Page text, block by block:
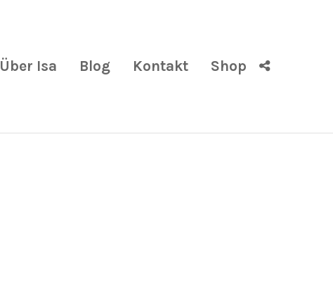
Über Isa Blog Kontakt Shop